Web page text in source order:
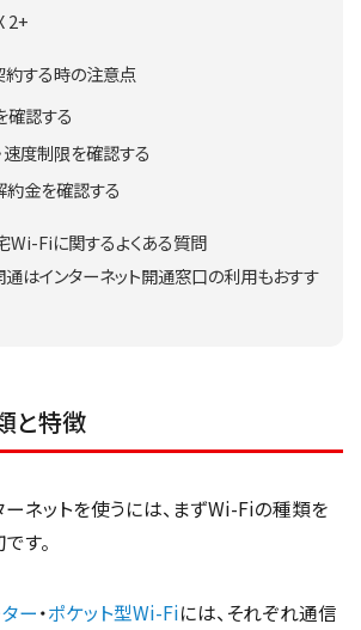
2+
する時の注意点
確認する
速度制限を確認する
約金を確認する
Wi-Fiに関するよくある質問
はインターネット開通窓口の利用もおすす
と特徴
ネットを使うには、まずWi-Fiの種類を
す。
ー・ポケット型Wi-Fiには、それぞれ通信